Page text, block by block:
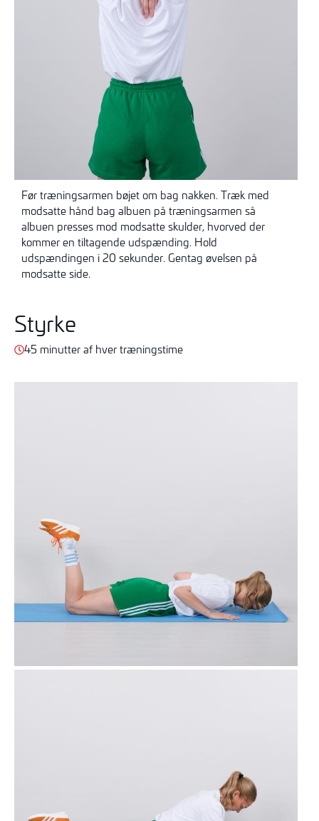
Før træningsarmen bøjet om bag nakken. Træk med
modsatte hånd bag albuen på træningsarmen så
albuen presses mod modsatte skulder, hvorved der
kommer en tiltagende udspænding. Hold
udspændingen i 20 sekunder. Gentag øvelsen på
modsatte side.
Styrke
45 minutter af hver træningstime